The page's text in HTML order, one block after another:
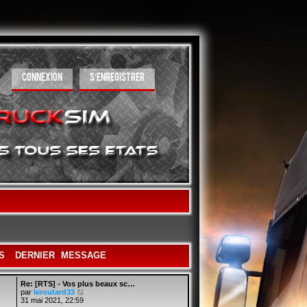
CONNEXION S’ENREGISTRER
DERNIER MESSAGE
Re: [RTS] - Vos plus beaux sc…
par leroutard33
31 mai 2021, 22:59